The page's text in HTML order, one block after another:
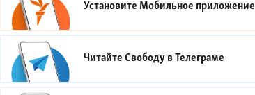
Установите Мобильное приложение
Читайте Свободу вТелеграме